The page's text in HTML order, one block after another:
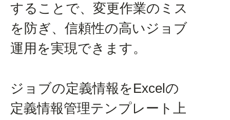
することで、変更作業のミス
を防ぎ、信頼性の高いジョブ
運用を実現できます。
ジョブの定義情報をExcelの
定義情報管理テンプレート上